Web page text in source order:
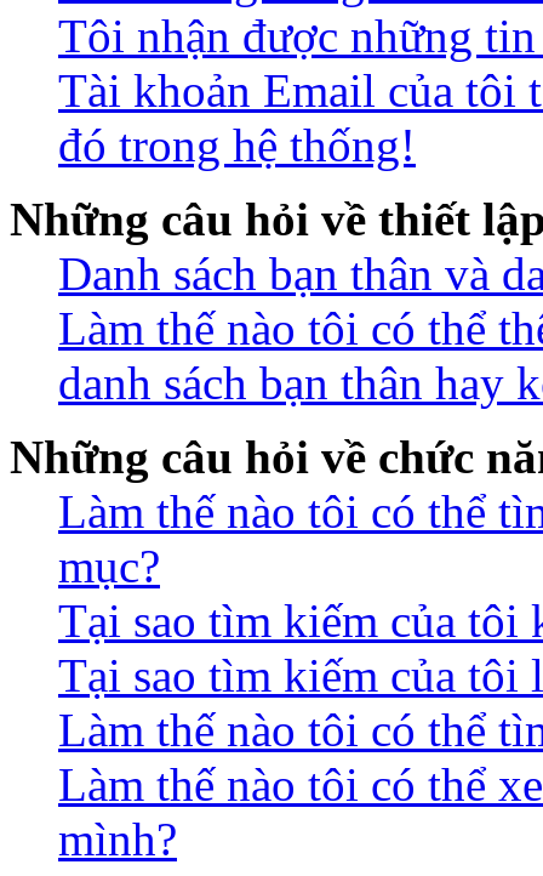
Tôi nhận được những
Tài khoản Email của tôi
đó trong hệ thống!
Những câu hỏi về thiết
Danh sách bạn thân và
Làm thế nào tôi có thể
danh sách bạn thân hay
Những câu hỏi về chức
Làm thế nào tôi có thể
mục?
Tại sao tìm kiếm của tôi
Tại sao tìm kiếm của tôi
Làm thế nào tôi có thể
Làm thế nào tôi có thể
mình?